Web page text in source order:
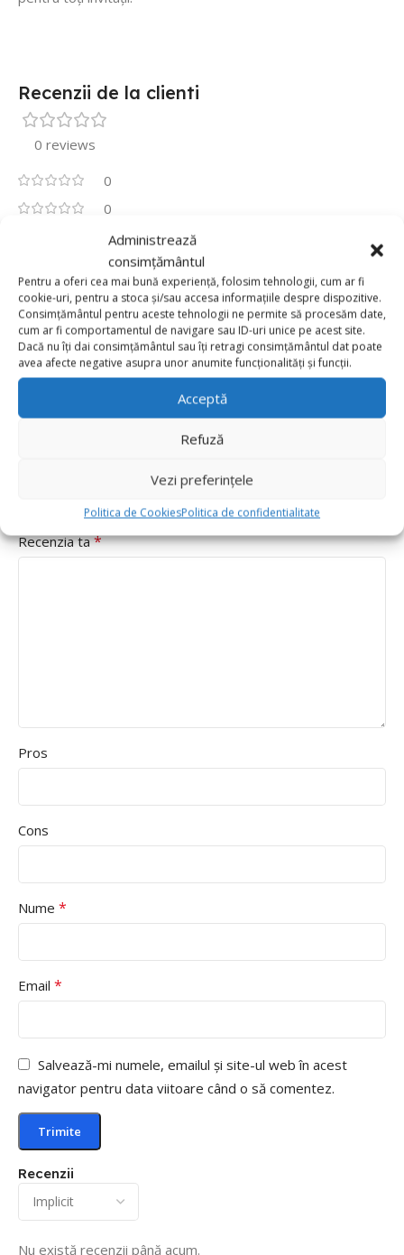
Administrează
consimțământul
Pentru a oferi cea mai bună experiență, folosim tehnologii, cum ar fi
cookie-uri, pentru a stoca și/sau accesa informațiile despre dispozitive.
Consimțământul pentru aceste tehnologii ne permite să procesăm date,
cum ar fi comportamentul de navigare sau ID-uri unice pe acest site.
Dacă nu îți dai consimțământul sau îți retragi consimțământul dat poate
avea afecte negative asupra unor anumite funcționalități și funcții.
Acceptă
Refuză
Vezi preferințele
Politica de CookiesPolitica de confidentialitate
Recenzii de la clienti
0 reviews
0
0
0
0
0
Recenzii
Nu există recenzii până acum.
Fii primul care scrii o recenzie pentru „Pinata
Petrecere Spiderman, 45 cm”
Adresa ta de email nu va fi publicată. Câmpurile obligatorii
sunt marcate cu
Evaluarea ta*
Delivery speed
Recenzia ta*
Pros
Cons
Nume *
Email *
Salvează-mi numele, emailul și site-ul web în acest
navigator pentru data viitoare când o să comentez.